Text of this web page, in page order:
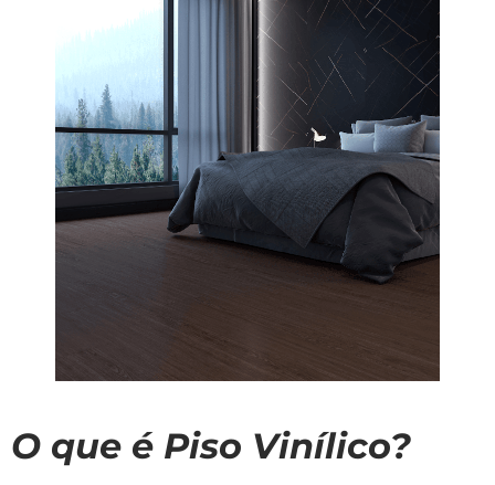
O que é Piso Vinílico?